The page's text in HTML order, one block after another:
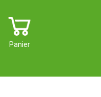
Panier